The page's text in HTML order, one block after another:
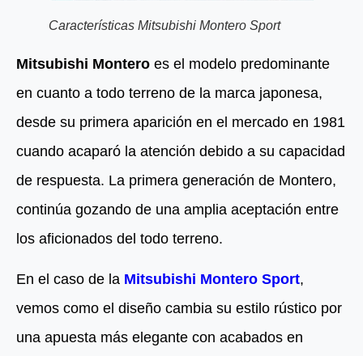
Características Mitsubishi Montero Sport
Mitsubishi Montero es el modelo predominante
en cuanto a todo terreno de la marca japonesa,
desde su primera aparición en el mercado en 1981
cuando acaparó la atención debido a su capacidad
de respuesta. La primera generación de Montero,
continúa gozando de una amplia aceptación entre
los aficionados del todo terreno.
En el caso de la Mitsubishi Montero Sport,
vemos como el diseño cambia su estilo rústico por
una apuesta más elegante con acabados en